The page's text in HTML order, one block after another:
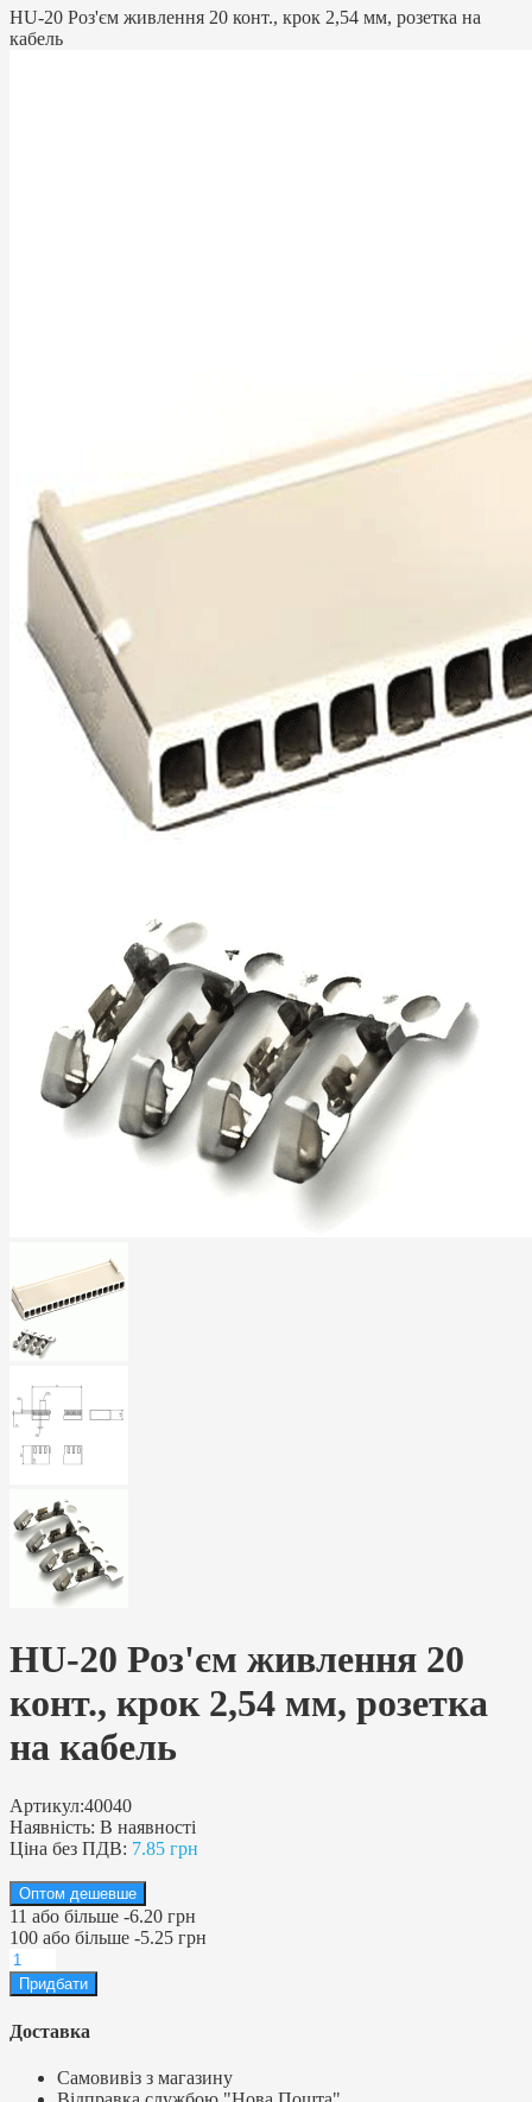
HU-20 Роз'єм живлення 20 конт., крок 2,54 мм, розетка на
кабель
HU-20 Роз'єм живлення 20
конт., крок 2,54 мм, розетка
на кабель
Артикул:40040
Наявність: В наявності
Ціна без ПДВ: 7.85 грн
Оптом дешевше
11 або більше -6.20 грн
100 або більше -5.25 грн
Доставка
Самовивіз з магазину